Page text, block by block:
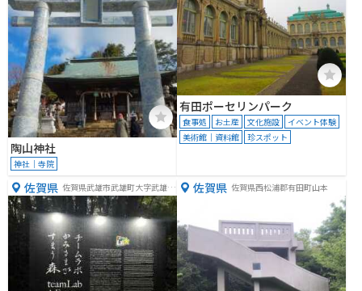
陶山神社
神社｜寺院
有田ポーセリンパーク
食事処 お土産 文化施設
イベント体験
美術館｜資料館
珍スポット
佐賀県 佐賀県武雄市武雄町大字武雄４
１００
佐賀県 佐賀県西松浦郡有田町山本